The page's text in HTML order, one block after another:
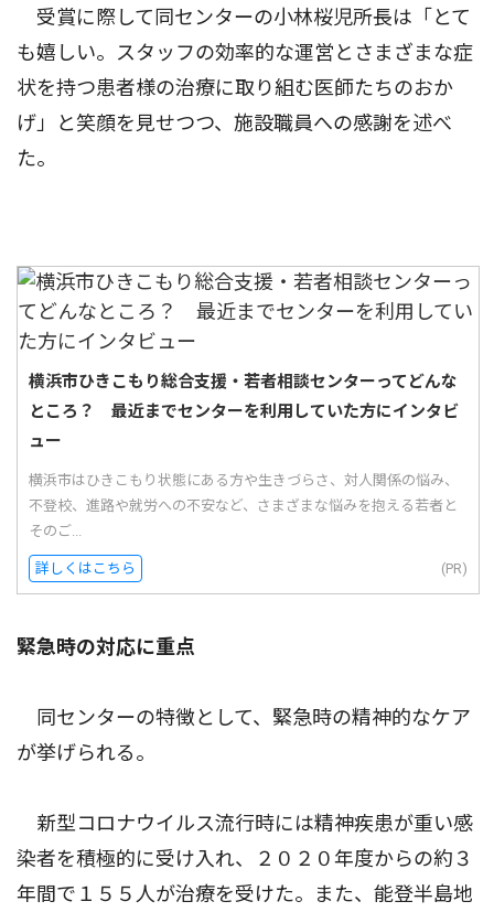
受賞に際して同センターの小林桜児所長は「とて
も嬉しい。スタッフの効率的な運営とさまざまな症
状を持つ患者様の治療に取り組む医師たちのおか
げ」と笑顔を見せつつ、施設職員への感謝を述べ
た。
横浜市ひきこもり総合支援・若者相談センターってどんな
ところ？ 最近までセンターを利用していた方にインタビ
ュー
横浜市はひきこもり状態にある方や生きづらさ、対人関係の悩み、
不登校、進路や就労への不安など、さまざまな悩みを抱える若者と
そのご...
詳しくはこちら (PR)
緊急時の対応に重点
同センターの特徴として、緊急時の精神的なケア
が挙げられる。
新型コロナウイルス流行時には精神疾患が重い感
染者を積極的に受け入れ、２０２０年度からの約３
年間で１５５人が治療を受けた。また、能登半島地